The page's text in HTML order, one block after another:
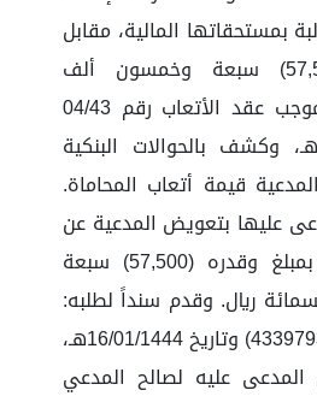
بمستحقاتها المالية، مقابل
مبلغ وقدره (57,500) سبعة وخمسون ألف
وخمسمائة ريال، بموجب عقد الأتعاب رقم 04/43
وتاريخ 16/06/1443هـ، وكشف بالحوالات البنكية
قيمة أتعاب المحاماة.
عليها بتعويض المدعية عن
مصاريف التقاضي بمبلغ وقدره (57,500) سبعة
ريال. وقدم سنداً لطلبه:
صك حكم برقم (433979305) وتاريخ 16/01/1444هـ،
عليه لصالح المدعي